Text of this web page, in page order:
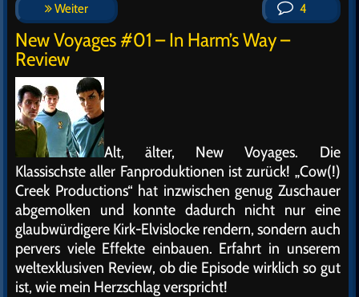
Weiter 4
New Voyages #01 – In Harm’s Way –
Review
Alt, älter, New Voyages. Die
Klassischste aller Fanproduktionen ist zurück! „Cow(!)
Creek Productions“ hat inzwischen genug Zuschauer
abgemolken und konnte dadurch nicht nur eine
glaubwürdigere Kirk-Elvislocke rendern, sondern auch
pervers viele Effekte einbauen. Erfahrt in unserem
weltexklusiven Review, ob die Episode wirklich so gut
ist, wie mein Herzschlag verspricht!